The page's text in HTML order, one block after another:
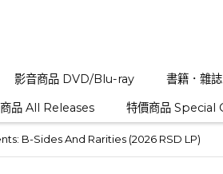
影音商品 DVD/Blu-ray
書籍．雜
品 All Releases
特價商品 Special
B-Sides And Rarities (2026 RSD LP)